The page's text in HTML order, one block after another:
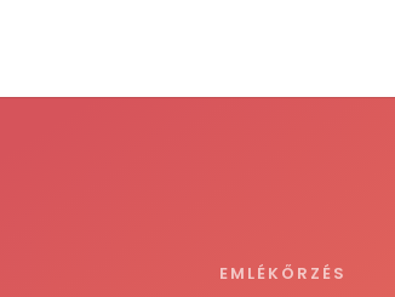
EMLÉKŐRZÉS